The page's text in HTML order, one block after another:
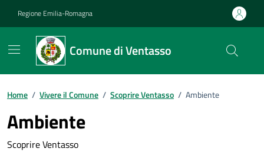
Regione Emilia-Romagna
Comune di Ventasso
Home / Vivere il Comune / Scoprire Ventasso / Ambiente
Ambiente
Scoprire Ventasso